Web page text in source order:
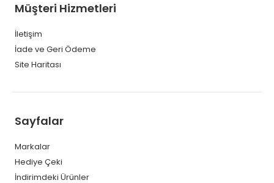
Müşteri Hizmetleri
İletişim
İade ve Geri Ödeme
Site Haritası
Sayfalar
Markalar
Hediye Çeki
İndirimdeki Ürünler